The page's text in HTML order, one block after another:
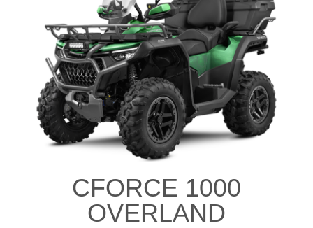
CFORCE 1000
OVERLAND